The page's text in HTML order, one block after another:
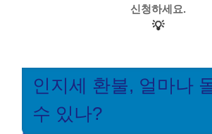
신청하세요.
💡
인지세 환불, 얼마나
수 있나?